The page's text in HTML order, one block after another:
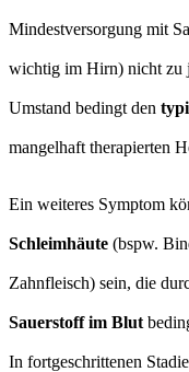
Mindestversorgung mit
wichtig im Hirn) nicht zu
Umstand bedingt den
mangelhaft therapierten
Ein weiteres Symptom
Schleimhäute (bspw.
Zahnfleisch) sein, die
Sauerstoff im Blut
In fortgeschrittenen